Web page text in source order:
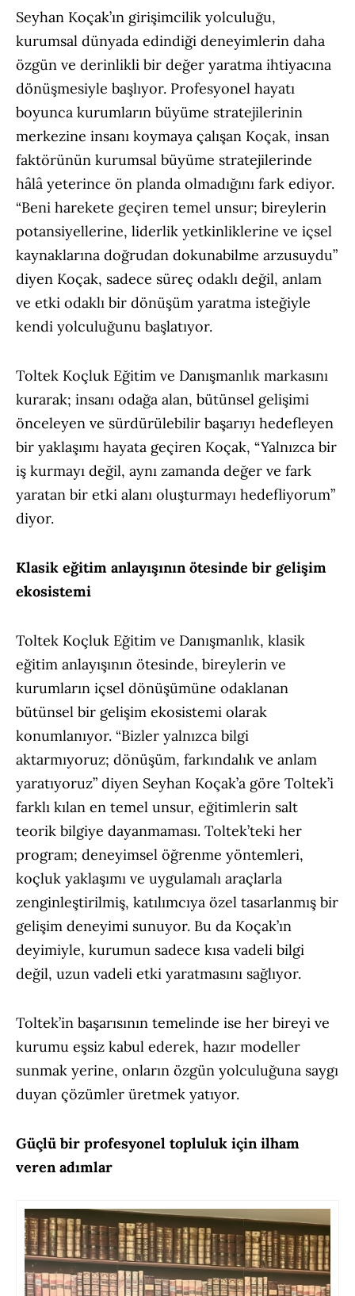
Seyhan Koçak’ın girişimcilik yolculuğu,
kurumsal dünyada edindiği deneyimlerin daha
özgün ve derinlikli bir değer yaratma ihtiyacına
dönüşmesiyle başlıyor. Profesyonel hayatı
boyunca kurumların büyüme stratejilerinin
merkezine insanı koymaya çalışan Koçak, insan
faktörünün kurumsal büyüme stratejilerinde
hâlâ yeterince ön planda olmadığını fark ediyor.
“Beni harekete geçiren temel unsur; bireylerin
potansiyellerine, liderlik yetkinliklerine ve içsel
kaynaklarına doğrudan dokunabilme arzusuydu”
diyen Koçak, sadece süreç odaklı değil, anlam
ve etki odaklı bir dönüşüm yaratma isteğiyle
kendi yolculuğunu başlatıyor.
Toltek Koçluk Eğitim ve Danışmanlık markasını
kurarak; insanı odağa alan, bütünsel gelişimi
önceleyen ve sürdürülebilir başarıyı hedefleyen
bir yaklaşımı hayata geçiren Koçak, “Yalnızca bir
iş kurmayı değil, aynı zamanda değer ve fark
yaratan bir etki alanı oluşturmayı hedefliyorum”
diyor.
Klasik eğitim anlayışının ötesinde bir gelişim
ekosistemi
Toltek Koçluk Eğitim ve Danışmanlık, klasik
eğitim anlayışının ötesinde, bireylerin ve
kurumların içsel dönüşümüne odaklanan
bütünsel bir gelişim ekosistemi olarak
konumlanıyor. “Bizler yalnızca bilgi
aktarmıyoruz; dönüşüm, farkındalık ve anlam
yaratıyoruz” diyen Seyhan Koçak’a göre Toltek’i
farklı kılan en temel unsur, eğitimlerin salt
teorik bilgiye dayanmaması. Toltek’teki her
program; deneyimsel öğrenme yöntemleri,
koçluk yaklaşımı ve uygulamalı araçlarla
zenginleştirilmiş, katılımcıya özel tasarlanmış bir
gelişim deneyimi sunuyor. Bu da Koçak’ın
deyimiyle, kurumun sadece kısa vadeli bilgi
değil, uzun vadeli etki yaratmasını sağlıyor.
Toltek’in başarısının temelinde ise her bireyi ve
kurumu eşsiz kabul ederek, hazır modeller
sunmak yerine, onların özgün yolculuğuna saygı
duyan çözümler üretmek yatıyor.
Güçlü bir profesyonel topluluk için ilham
veren adımlar